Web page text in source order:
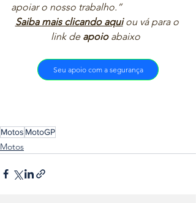
apoiar o nosso trabalho.”
Saiba mais clicando aqui ou vá para o
link de apoio abaixo
Seu apoio com a segurança
Motos MotoGP
Motos